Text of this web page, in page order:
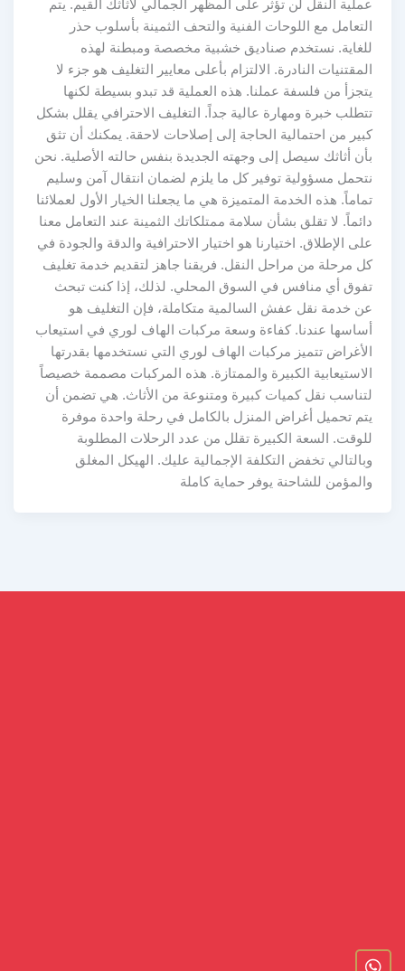
عملية النقل لن تؤثر على المظهر الجمالي لأثاثك القيم. يتم
التعامل مع اللوحات الفنية والتحف الثمينة بأسلوب حذر
للغاية. نستخدم صناديق خشبية مخصصة ومبطنة لهذه
المقتنيات النادرة. الالتزام بأعلى معايير التغليف هو جزء لا
يتجزأ من فلسفة عملنا. هذه العملية قد تبدو بسيطة لكنها
تتطلب خبرة ومهارة عالية جداً. التغليف الاحترافي يقلل بشكل
كبير من احتمالية الحاجة إلى إصلاحات لاحقة. يمكنك أن تثق
بأن أثاثك سيصل إلى وجهته الجديدة بنفس حالته الأصلية. نحن
نتحمل مسؤولية توفير كل ما يلزم لضمان انتقال آمن وسليم
تماماً. هذه الخدمة المتميزة هي ما يجعلنا الخيار الأول لعملائنا
دائماً. لا تقلق بشأن سلامة ممتلكاتك الثمينة عند التعامل معنا
على الإطلاق. اختيارنا هو اختيار الاحترافية والدقة والجودة في
كل مرحلة من مراحل النقل. فريقنا جاهز لتقديم خدمة تغليف
تفوق أي منافس في السوق المحلي. لذلك، إذا كنت تبحث
عن خدمة نقل عفش السالمية متكاملة، فإن التغليف هو
أساسها عندنا. كفاءة وسعة مركبات الهاف لوري في استيعاب
الأغراض تتميز مركبات الهاف لوري التي نستخدمها بقدرتها
الاستيعابية الكبيرة والممتازة. هذه المركبات مصممة خصيصاً
لتناسب نقل كميات كبيرة ومتنوعة من الأثاث. هي تضمن أن
يتم تحميل أغراض المنزل بالكامل في رحلة واحدة موفرة
للوقت. السعة الكبيرة تقلل من عدد الرحلات المطلوبة
وبالتالي تخفض التكلفة الإجمالية عليك. الهيكل المغلق
والمؤمن للشاحنة يوفر حماية كاملة